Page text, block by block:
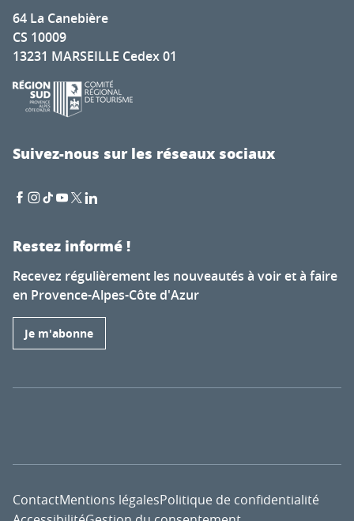
64 La Canebière
CS 10009
13231 MARSEILLE Cedex 01
Suivez-nous sur les réseaux sociaux
Restez informé !
Recevez régulièrement les nouveautés à voir et à faire
en Provence-Alpes-Côte d'Azur
Je m'abonne
ContactMentions légalesPolitique de confidentialité